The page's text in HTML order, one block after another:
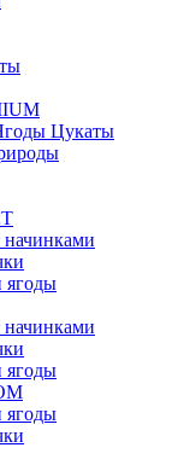
Цукаты
ягоды
ягоды
ягоды